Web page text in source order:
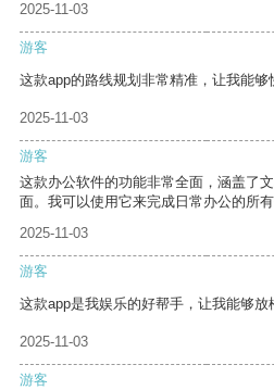
2025-11-03
游客
这款app的路线规划非常精准，让我能够
2025-11-03
游客
这款办公软件的功能非常全面，涵盖了
面。我可以使用它来完成日常办公的所有
2025-11-03
游客
这款app是我娱乐的好帮手，让我能够放
2025-11-03
游客